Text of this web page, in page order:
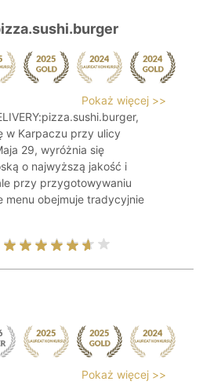
Pokaż więcej >>
w Karpaczu przy ulicy
29, wyróżnia się
o najwyższą jakość i
przy przygotowywaniu
menu obejmuje tradycyjnie
Pokaż więcej >>